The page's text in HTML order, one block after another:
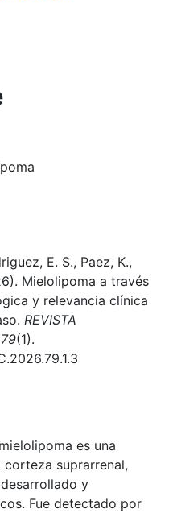
E. S., Paez, K.,
Mielolipoma a través
y relevancia clínica
REVISTA
79(1).
es una
corteza suprarrenal,
y
Fue detectado por